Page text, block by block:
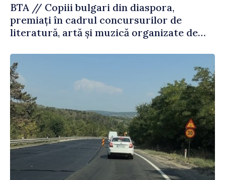
BTA // Copiii bulgari din diaspora,
premiați în cadrul concursurilor de
literatură, artă și muzică organizate de
Străinătate